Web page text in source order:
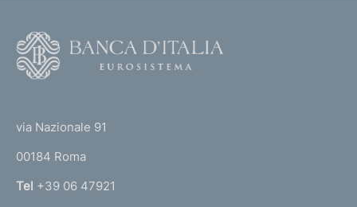
r
n
via Nazionale 91
00184 Roma
Tel +39 06 47921